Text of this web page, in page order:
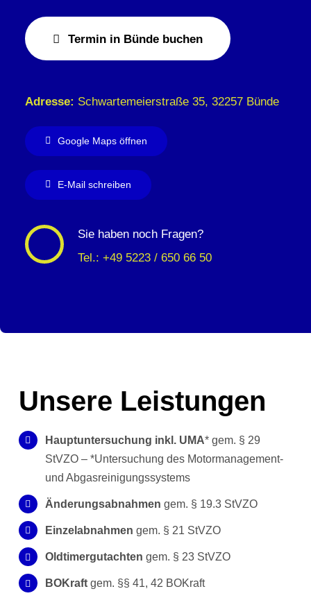
Termin in Bünde buchen
Adresse: Schwartemeierstraße 35, 32257 Bünde
Google Maps öffnen
E-Mail schreiben
Sie haben noch Fragen?
Tel.: +49 5223 / 650 66 50
Unsere Leistungen
Hauptuntersuchung inkl. UMA* gem. § 29
StVZO – *Untersuchung des Motormanagement-
und Abgasreinigungssystems
Änderungsabnahmengem. § 19.3 StVZO
Einzelabnahmengem. § 21 StVZO
Oldtimergutachtengem. § 23 StVZO
BOKraftgem. §§ 41, 42 BOKraft